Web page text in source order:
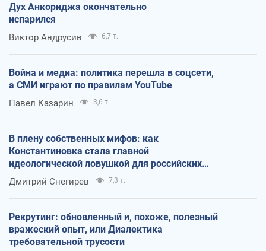
Дух Анкориджа окончательно
испарился
Виктор Андрусив 6,7 т.
Война и медиа: политика перешла в соцсети,
а СМИ играют по правилам YouTube
Павел Казарин 3,6 т.
В плену собственных мифов: как
Константиновка стала главной
идеологической ловушкой для российских
оккупантов
Дмитрий Снегирев 7,3 т.
Рекрутинг: обновленный и, похоже, полезный
вражеский опыт, или Диалектика
требовательной трусости